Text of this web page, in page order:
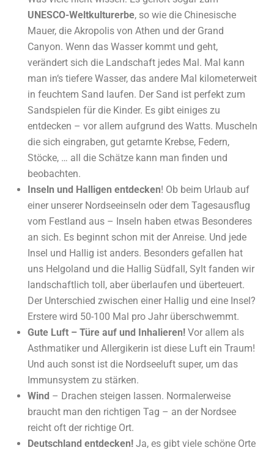
UNESCO-Weltkulturerbe, so wie die Chinesische
Mauer, die Akropolis von Athen und der Grand
Canyon. Wenn das Wasser kommt und geht,
verändert sich die Landschaft jedes Mal. Mal kann
man in‘s tiefere Wasser, das andere Mal kilometerweit
in feuchtem Sand laufen. Der Sand ist perfekt zum
Sandspielen für die Kinder. Es gibt einiges zu
entdecken – vor allem aufgrund des Watts. Muscheln
die sich eingraben, gut getarnte Krebse, Federn,
Stöcke, … all die Schätze kann man finden und
beobachten.
Inseln und Halligen entdecken! Ob beim Urlaub auf
einer unserer Nordseeinseln oder dem Tagesausflug
vom Festland aus – Inseln haben etwas Besonderes
an sich. Es beginnt schon mit der Anreise. Und jede
Insel und Hallig ist anders. Besonders gefallen hat
uns Helgoland und die Hallig Südfall, Sylt fanden wir
landschaftlich toll, aber überlaufen und überteuert.
Der Unterschied zwischen einer Hallig und eine Insel?
Erstere wird 50-100 Mal pro Jahr überschwemmt.
Gute Luft – Türe auf und Inhalieren! Vor allem als
Asthmatiker und Allergikerin ist diese Luft ein Traum!
Und auch sonst ist die Nordseeluft super, um das
Immunsystem zu stärken.
Wind – Drachen steigen lassen. Normalerweise
braucht man den richtigen Tag – an der Nordsee
reicht oft der richtige Ort.
Deutschland entdecken! Ja, es gibt viele schöne Orte